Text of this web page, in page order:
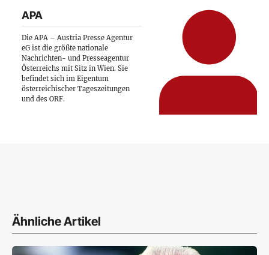
APA
Die APA – Austria Presse Agentur
eG ist die größte nationale
Nachrichten- und Presseagentur
Österreichs mit Sitz in Wien. Sie
befindet sich im Eigentum
österreichischer Tageszeitungen
und des ORF.
Ähnliche Artikel